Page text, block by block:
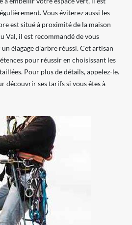
Vous éviterez aussi les
est situé à proximité de la maison
Val, il est recommandé de vous
élagage d’arbre réussi. Cet artisan
pour réussir en choisissant les
Pour plus de détails, appelez-le.
découvrir ses tarifs si vous êtes à